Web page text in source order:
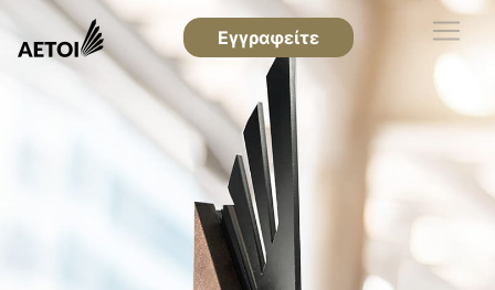
Εγγραφείτε